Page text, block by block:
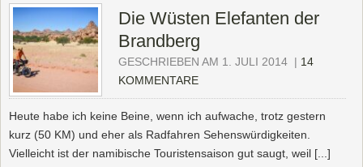
Die Wüsten Elefanten der
Brandberg
GESCHRIEBEN AM 1. JULI 2014 | 14
KOMMENTARE
Heute habe ich keine Beine, wenn ich aufwache, trotz gestern
kurz (50 KM) und eher als Radfahren Sehenswürdigkeiten.
Vielleicht ist der namibische Touristensaison gut saugt, weil [...]